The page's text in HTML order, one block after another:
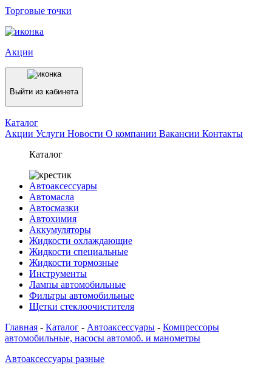
Торговые точки
Акции
Выйти из кабинета
Каталог
Акции Услуги Новости О компании Вакансии Контакты
Каталог
Автоаксессуары
Автомасла
Автосмазки
Автохимия
Аккумуляторы
Жидкости охлаждающие
Жидкости специальные
Жидкости тормозные
Инструменты
Лампы автомобильные
Фильтры автомобильные
Щетки стеклоочистителя
Главная - Каталог - Автоаксессуары - Компрессоры
автомобильные, насосы автомоб. и манометры
Автоаксессуары разные